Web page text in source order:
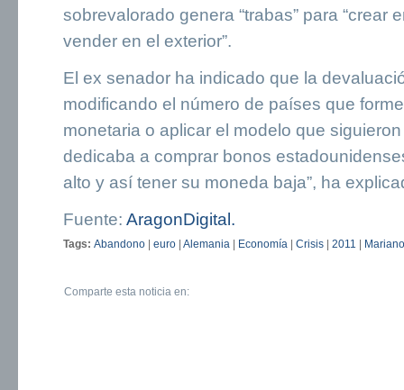
sobrevalorado genera “trabas” para “crear
vender en el exterior”.
El ex senador ha indicado que la
modificando el número de países que
monetaria o aplicar el modelo que
dedicaba a comprar bonos
alto y así tener su moneda baja”, ha
Fuente: AragonDigital.
Tags: Abandono euro Alemania Economía Crisis 2011
Comparte esta noticia en: